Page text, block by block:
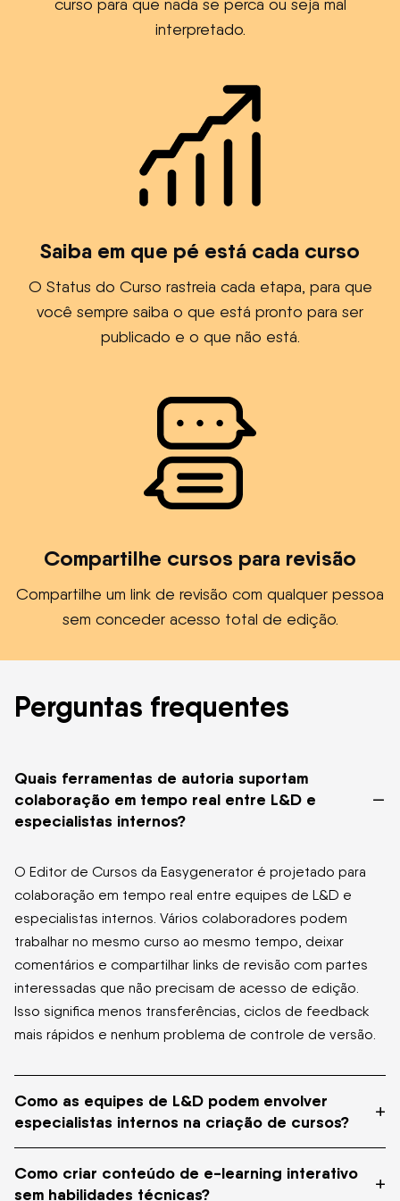
interpretado.
Saiba em que pé está cada curso
O Status do Curso rastreia cada etapa, para que
você sempre saiba o que está pronto para ser
publicado e o que não está.
Compartilhe cursos para revisão
Compartilhe um link de revisão com qualquer pessoa
sem conceder acesso total de edição.
Perguntas frequentes
Quais ferramentas de autoria suportam
colaboração em tempo real entre L&D e
especialistas internos?
–
O Editor de Cursos da Easygenerator é projetado para
colaboração em tempo real entre equipes de L&D e
especialistas internos. Vários colaboradores podem
trabalhar no mesmo curso ao mesmo tempo, deixar
comentários e compartilhar links de revisão com partes
interessadas que não precisam de acesso de edição.
Isso significa menos transferências, ciclos de feedback
mais rápidos e nenhum problema de controle de versão.
Como as equipes de L&D podem envolver
especialistas internos na criação de cursos?
+
A Easygenerator oferece aos especialistas internos um
ambiente simples de criação de cursos que eles podem
Como criar conteúdo de e-learning interativo
sem habilidades técnicas?
+